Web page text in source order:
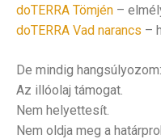
doTERRA Tömjén –
doTERRA Vad narancs –
De mindig hangsúlyozom:
Az illóolaj támogat.
Nem helyettesít.
Nem oldja meg a